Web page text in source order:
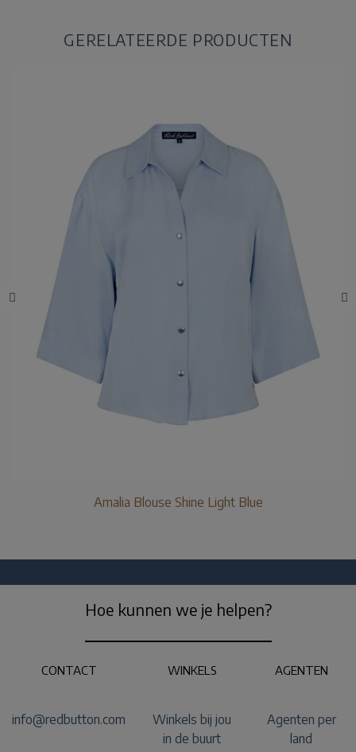
GERELATEERDE PRODUCTEN
Amalia Blouse Shine Light Blue
Hoe kunnen we je helpen?
CONTACT
info@redbutton.com
WINKELS
Winkels bij jou
in de buurt
AGENTEN
Agenten per
land